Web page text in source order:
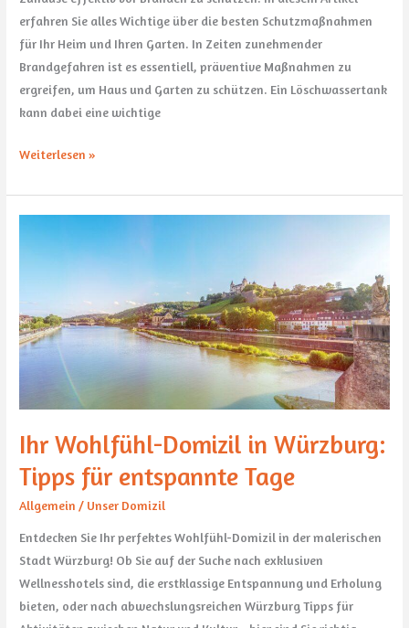
erfahren Sie alles Wichtige über die besten Schutzmaßnahmen
für Ihr Heim und Ihren Garten. In Zeiten zunehmender
Brandgefahren ist es essentiell, präventive Maßnahmen zu
ergreifen, um Haus und Garten zu schützen. Ein Löschwassertank
kann dabei eine wichtige
Weiterlesen »
Ihr Wohlfühl-Domizil in Würzburg:
Tipps für entspannte Tage
Allgemein / Unser Domizil
Entdecken Sie Ihr perfektes Wohlfühl-Domizil in der malerischen
Stadt Würzburg! Ob Sie auf der Suche nach exklusiven
Wellnesshotels sind, die erstklassige Entspannung und Erholung
bieten, oder nach abwechslungsreichen Würzburg Tipps für
Würzburg:
Tipps
entspannte
Tage